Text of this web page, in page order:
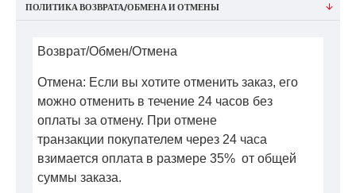
ПОЛИТИКА ВОЗВРАТА/ОБМЕНА И ОТМЕНЫ
Возврат/Обмен/Отмена
Отмена: Если вы хотите отменить заказ, его
можно отменить в течение 24 часов без
оплаты за отмену. При отмене
транзакции покупателем через 24 часа
взимается оплата в размере 35% от общей
суммы заказа.